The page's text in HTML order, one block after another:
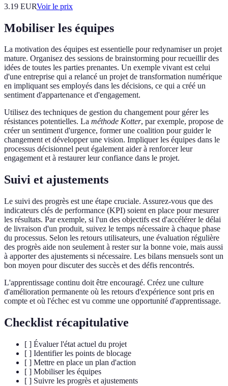
3.19 EURVoir le prix
Mobiliser les équipes
La motivation des équipes est essentielle pour redynamiser un projet
mature. Organisez des sessions de brainstorming pour recueillir des
idées de toutes les parties prenantes. Un exemple vivant est celui
d'une entreprise qui a relancé un projet de transformation numérique
en impliquant ses employés dans les décisions, ce qui a créé un
sentiment d'appartenance et d'engagement.
Utilisez des techniques de gestion du changement pour gérer les
résistances potentielles. La méthode Kotter, par exemple, propose de
créer un sentiment d'urgence, former une coalition pour guider le
changement et développer une vision. Impliquer les équipes dans le
processus décisionnel peut également aider à renforcer leur
engagement et à restaurer leur confiance dans le projet.
Suivi et ajustements
Le suivi des progrès est une étape cruciale. Assurez-vous que des
indicateurs clés de performance (KPI) soient en place pour mesurer
les résultats. Par exemple, si l'un des objectifs est d'accélérer le délai
de livraison d'un produit, suivez le temps nécessaire à chaque phase
du processus. Selon les retours utilisateurs, une évaluation régulière
des progrès aide non seulement à rester sur la bonne voie, mais aussi
à apporter des ajustements si nécessaire. Les bilans mensuels sont un
bon moyen pour discuter des succès et des défis rencontrés.
L'apprentissage continu doit être encouragé. Créez une culture
d'amélioration permanente où les retours d'expérience sont pris en
compte et où l'échec est vu comme une opportunité d'apprentissage.
Checklist récapitulative
[ ] Évaluer l'état actuel du projet
[ ] Identifier les points de blocage
[ ] Mettre en place un plan d'action
[ ] Mobiliser les équipes
[ ] Suivre les progrès et ajustements